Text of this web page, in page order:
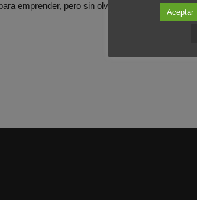
emprender, pero sin olvidar que fracasar es
Aceptar